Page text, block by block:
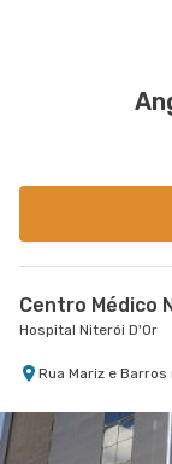
Centro Médico
Hospital Niterói D'Or
Rua Mariz e